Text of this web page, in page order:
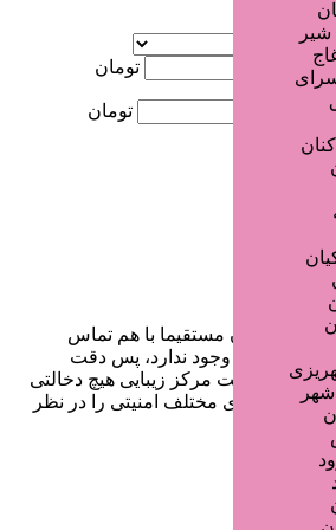
تومان
تومان
کاربران مستقیما با هم تماس
در این میان وجود ندارد، پس دقت
شما سایت مرکز زیبایی هیچ دخالتی
جنبه‌های مختلف امنیتی را در نظر